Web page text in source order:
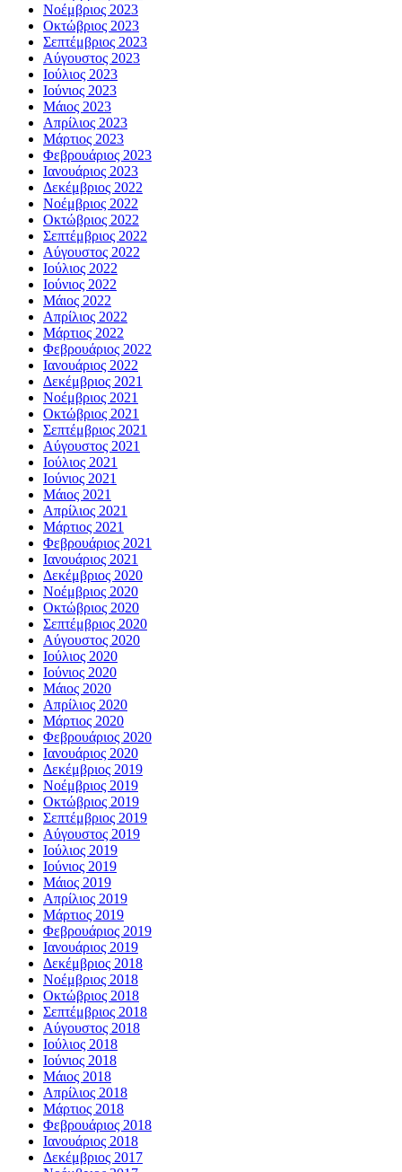
Νοέμβριος 2023
Οκτώβριος 2023
Σεπτέμβριος 2023
Αύγουστος 2023
Ιούλιος 2023
Ιούνιος 2023
Μάιος 2023
Απρίλιος 2023
Μάρτιος 2023
Φεβρουάριος 2023
Ιανουάριος 2023
Δεκέμβριος 2022
Νοέμβριος 2022
Οκτώβριος 2022
Σεπτέμβριος 2022
Αύγουστος 2022
Ιούλιος 2022
Ιούνιος 2022
Μάιος 2022
Απρίλιος 2022
Μάρτιος 2022
Φεβρουάριος 2022
Ιανουάριος 2022
Δεκέμβριος 2021
Νοέμβριος 2021
Οκτώβριος 2021
Σεπτέμβριος 2021
Αύγουστος 2021
Ιούλιος 2021
Ιούνιος 2021
Μάιος 2021
Απρίλιος 2021
Μάρτιος 2021
Φεβρουάριος 2021
Ιανουάριος 2021
Δεκέμβριος 2020
Νοέμβριος 2020
Οκτώβριος 2020
Σεπτέμβριος 2020
Αύγουστος 2020
Ιούλιος 2020
Ιούνιος 2020
Μάιος 2020
Απρίλιος 2020
Μάρτιος 2020
Φεβρουάριος 2020
Ιανουάριος 2020
Δεκέμβριος 2019
Νοέμβριος 2019
Οκτώβριος 2019
Σεπτέμβριος 2019
Αύγουστος 2019
Ιούλιος 2019
Ιούνιος 2019
Μάιος 2019
Απρίλιος 2019
Μάρτιος 2019
Φεβρουάριος 2019
Ιανουάριος 2019
Δεκέμβριος 2018
Νοέμβριος 2018
Οκτώβριος 2018
Σεπτέμβριος 2018
Αύγουστος 2018
Ιούλιος 2018
Ιούνιος 2018
Μάιος 2018
Απρίλιος 2018
Μάρτιος 2018
Φεβρουάριος 2018
Ιανουάριος 2018
Δεκέμβριος 2017